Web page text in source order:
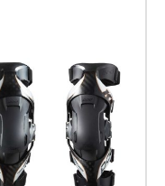
de
precios:
desde
$749.000
hasta
$749.900
Este
tiene